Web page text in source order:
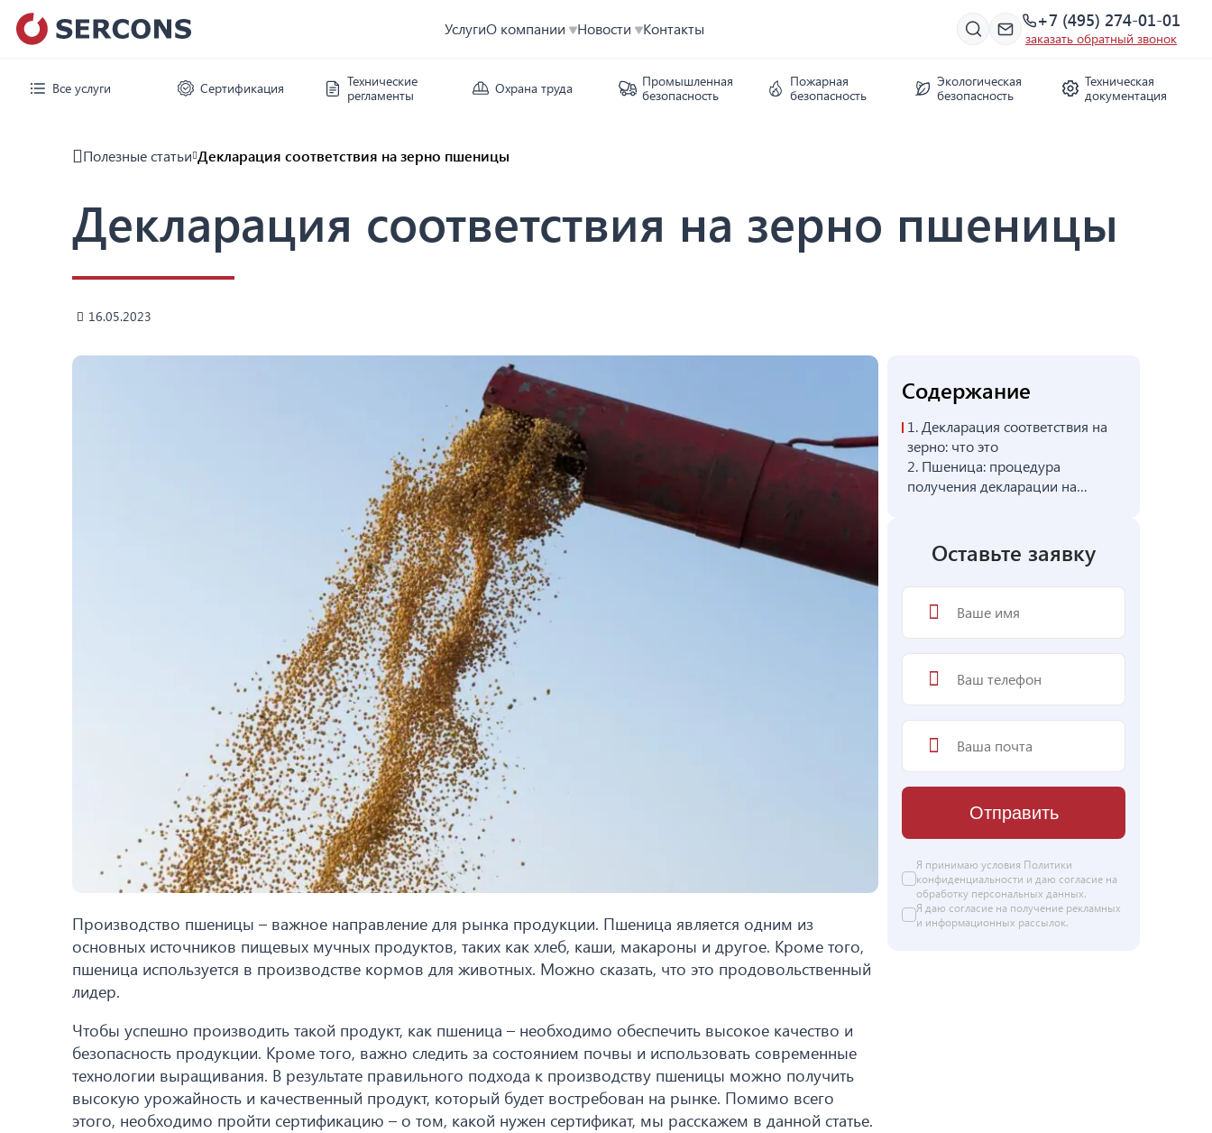
УслугиО компании Новости Контакты +7 (495) 274-01-01
заказать обратный звонок
Все услуги Сертификация
Технические
регламенты
Охрана труда
Промышленная
безопасность
Пожарная
безопасность
Экологическая
безопасность
Техническая
документация
Полезные статьи Декларация соответствия на зерно пшеницы
Декларация соответствия на зерно пшеницы
16.05.2023
Производство пшеницы – важное направление для рынка продукции. Пшеница является одним из
основных источников пищевых мучных продуктов, таких как хлеб, каши, макароны и другое. Кроме того,
пшеница используется в производстве кормов для животных. Можно сказать, что это продовольственный
лидер.
Чтобы успешно производить такой продукт, как пшеница – необходимо обеспечить высокое качество и
безопасность продукции. Кроме того, важно следить за состоянием почвы и использовать современные
технологии выращивания. В результате правильного подхода к производству пшеницы можно получить
высокую урожайность и качественный продукт, который будет востребован на рынке. Помимо всего
этого, необходимо пройти сертификацию – о том, какой нужен сертификат, мы расскажем в данной статье.
Содержание
1. Декларация соответствия на
зерно: что это
2. Пшеница: процедура
получения декларации на
Оставьте заявку
Отправить
Я принимаю условия Политики
конфиденциальности и даю согласие на
обработку персональных данных.
Я даю согласие на получение рекламных
и информационных рассылок.